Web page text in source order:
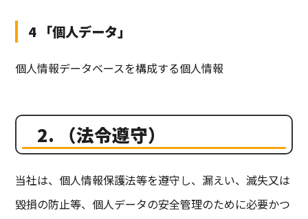
4 「個人データ」
個人情報データベースを構成する個人情報
2. （法令遵守）
当社は、個人情報保護法等を遵守し、漏えい、滅失又は
毀損の防止等、個人データの安全管理のために必要かつ